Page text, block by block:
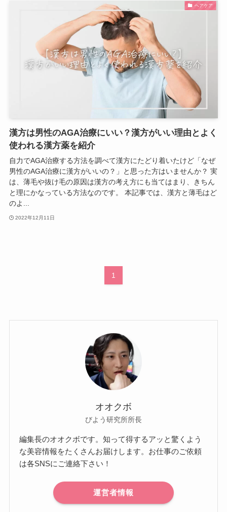
ヘアケア
漢方は男性のAGA治療にいい？漢方がいい理由とよく
使われる漢方薬を紹介
自力でAGA治療する方法を調べて漢方にたどり着いたけど「なぜ
男性のAGA治療に漢方がいいの？」と思った方はいませんか？ 実
は、薄毛や抜け毛の原因は漢方の考え方にも当てはまり、きちん
と理にかなっている方法なのです。 本記事では、漢方と薄毛はど
のよ...
2022年12月11日
1
オオクボ
びよう研究所所長
編集長のオオクボです。知って得するアッと驚くよう
な美容情報をたくさんお届けします。お仕事のご依頼
は各SNSにご連絡下さい！
運営者情報